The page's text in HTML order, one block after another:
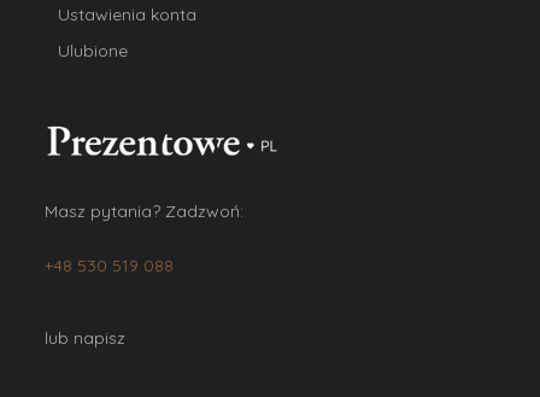
Ustawienia konta
Ulubione
Masz pytania? Zadzwoń:
+48 530 519 088
lub napisz